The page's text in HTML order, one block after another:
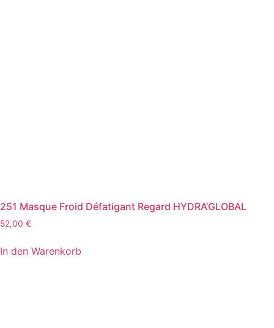
251 Masque Froid Défatigant Regard HYDRA’GLOBAL
52,00 €
In den Warenkorb